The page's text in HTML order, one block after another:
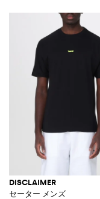
DISCLAIMER
セーター メンズ